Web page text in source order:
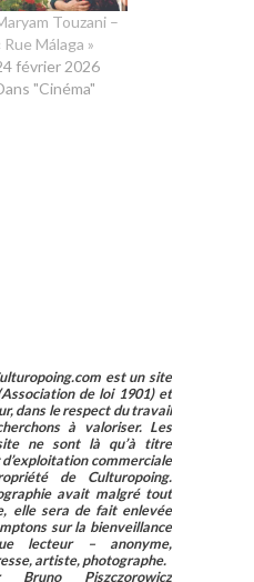
Touzani –
Rue Málaga »
février 2026
"Cinéma"
est un site
de loi 1901) et
dans le respect du travail
à valoriser. Les
ne sont là qu’à titre
commerciale
de Culturopoing.
avait malgré tout
elle sera de fait enlevée
sur la bienveillance
lecteur – anonyme,
artiste, photographe.
Piszczorowicz